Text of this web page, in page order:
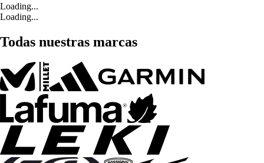
Loading...
Loading...
Todas nuestras marcas